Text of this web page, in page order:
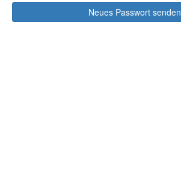
Neues Passwort senden